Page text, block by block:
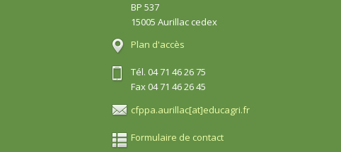
BP 537
15005 Aurillac cedex
Plan d'accès
Tél. 04 71 46 26 75
Fax 04 71 46 26 45
cfppa.aurillac[at]educagri.fr
Formulaire de contact